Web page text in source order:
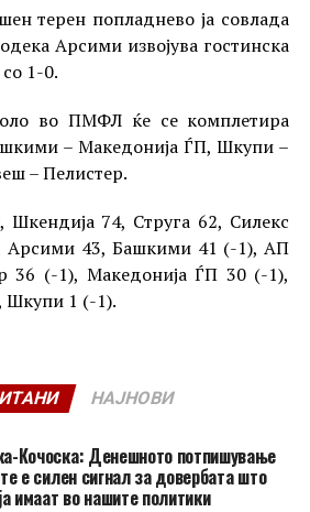
терен попладнево ја совлада
Арсими извојува гостинска
1-0.
во ПМФЛ ќе се комплетира
– Македонија ЃП, Шкупи –
– Пелистер.
Шкендија 74, Струга 62, Силекс
Арсими 43, Башкими 41 (-1), АП
36 (-1), Македонија ЃП 30 (-1),
Шкупи 1 (-1).
НАЈНОВИ
Кочоска: Денешното потпишување
е силен сигнал за довербата што
имаат во нашите политики